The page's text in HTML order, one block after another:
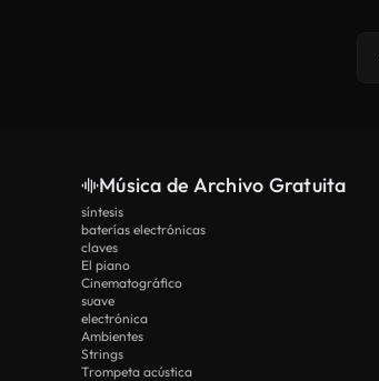
Música de Archivo Gratuita
síntesis
baterías electrónicas
claves
El piano
Cinematográfico
suave
electrónica
Ambientes
Strings
Trompeta acústica